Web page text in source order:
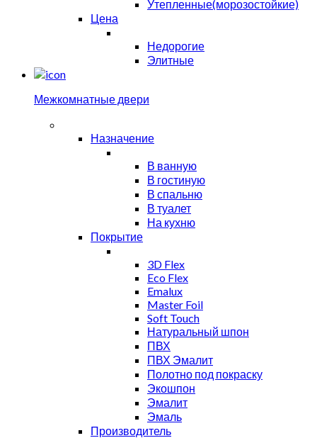
Утепленные(морозостойкие)
Цена
Недорогие
Элитные
Межкомнатные двери
Назначение
В ванную
В гостиную
В спальню
В туалет
На кухню
Покрытие
3D Flex
Eco Flex
Emalux
Master Foil
Soft Touch
Натуральный шпон
ПВХ
ПВХ Эмалит
Полотно под покраску
Экошпон
Эмалит
Эмаль
Производитель